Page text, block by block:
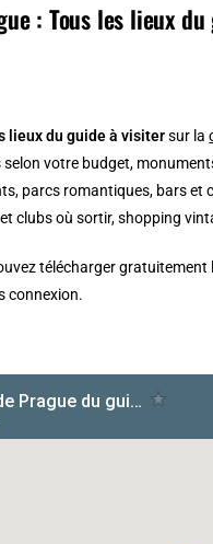
: Tous les lieux
lieux du guide à visitersur la
selon votre budget,
parcs romantiques, bars et
clubs où sortir, shopping
télécharger gratuitement
connexion.